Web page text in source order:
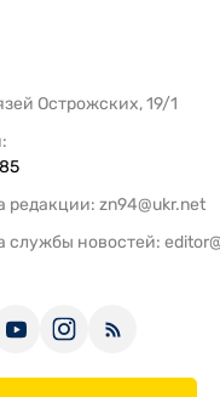
Острожских, 19/1
редакции: zn94@ukr.net
службы новостей: